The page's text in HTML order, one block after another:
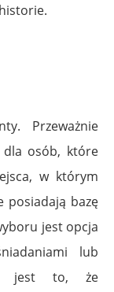
Przeważnie
dla osób, które
w którym
posiadają bazę
jest opcja
lub
jest to, że